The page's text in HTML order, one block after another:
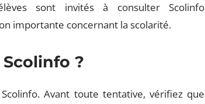
sont invités à consulter Scolinfo
importante concernant la scolarité.
?
Avant toute tentative, vérifiez que